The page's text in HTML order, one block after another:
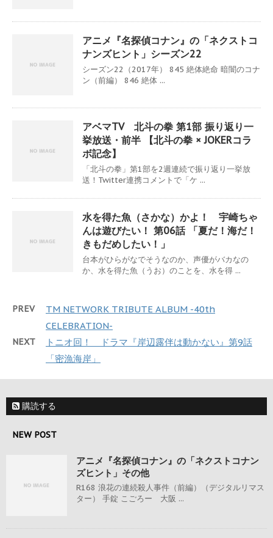
アニメ『名探偵コナン』の「ネクストコ
ナンズヒント」シーズン22
シーズン22（2017年） 845 絶体絶命 暗闇のコナ
ン（前編） 846 絶体 ...
アベマTV 北斗の拳 第1部 振り返り一
挙放送・前半 【北斗の拳 × JOKERコラ
ボ記念】
「北斗の拳」第1部を2週連続で振り返り一挙放
送！Twitter連携コメントで「ケ ...
水を得た魚（さかな）かよ！ 宇崎ちゃ
んは遊びたい！ 第06話 「夏だ！海だ！
きもだめしたい！」
台本がひらがなでそうなのか、声優がバカなの
か、水を得た魚（うお）のことを、水を得 ...
PREV
TM NETWORK TRIBUTE ALBUM -40th
CELEBRATION-
NEXT
トニオ回！ ドラマ『岸辺露伴は動かない』第9話
「密漁海岸」
購読する
NEW POST
アニメ『名探偵コナン』の「ネクストコナン
ズヒント」その他
R168 浪花の連続殺人事件（前編）（デジタルリマス
ター） 手錠 こごろー 大阪 ...